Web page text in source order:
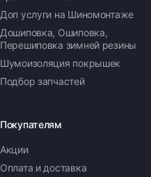
Доп услуги на Шиномонтаже
Дошиповка, Ошиповка,
Перешиповка зимней резины
Шумоизоляция покрышек
Подбор запчастей
Покупателям
Акции
Оплата и доставка